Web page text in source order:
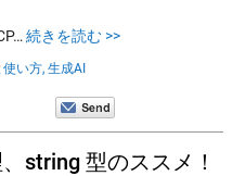
続きを読む >>
い方, 生成AI
string 型のススメ！